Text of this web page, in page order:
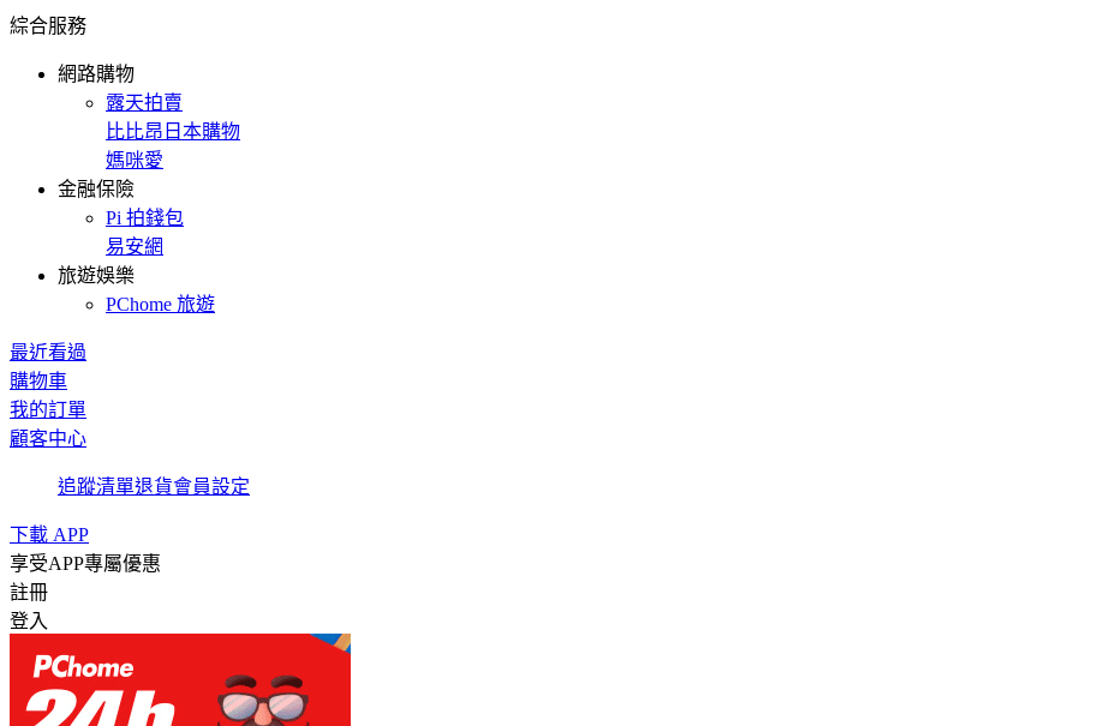
綜合服務
網路購物
露天拍賣
比比昂日本購物
媽咪愛
金融保險
Pi 拍錢包
易安網
旅遊娛樂
PChome 旅遊
最近看過
購物車
我的訂單
顧客中心
追蹤清單退貨會員設定
下載 APP
享受APP專屬優惠
註冊
登入